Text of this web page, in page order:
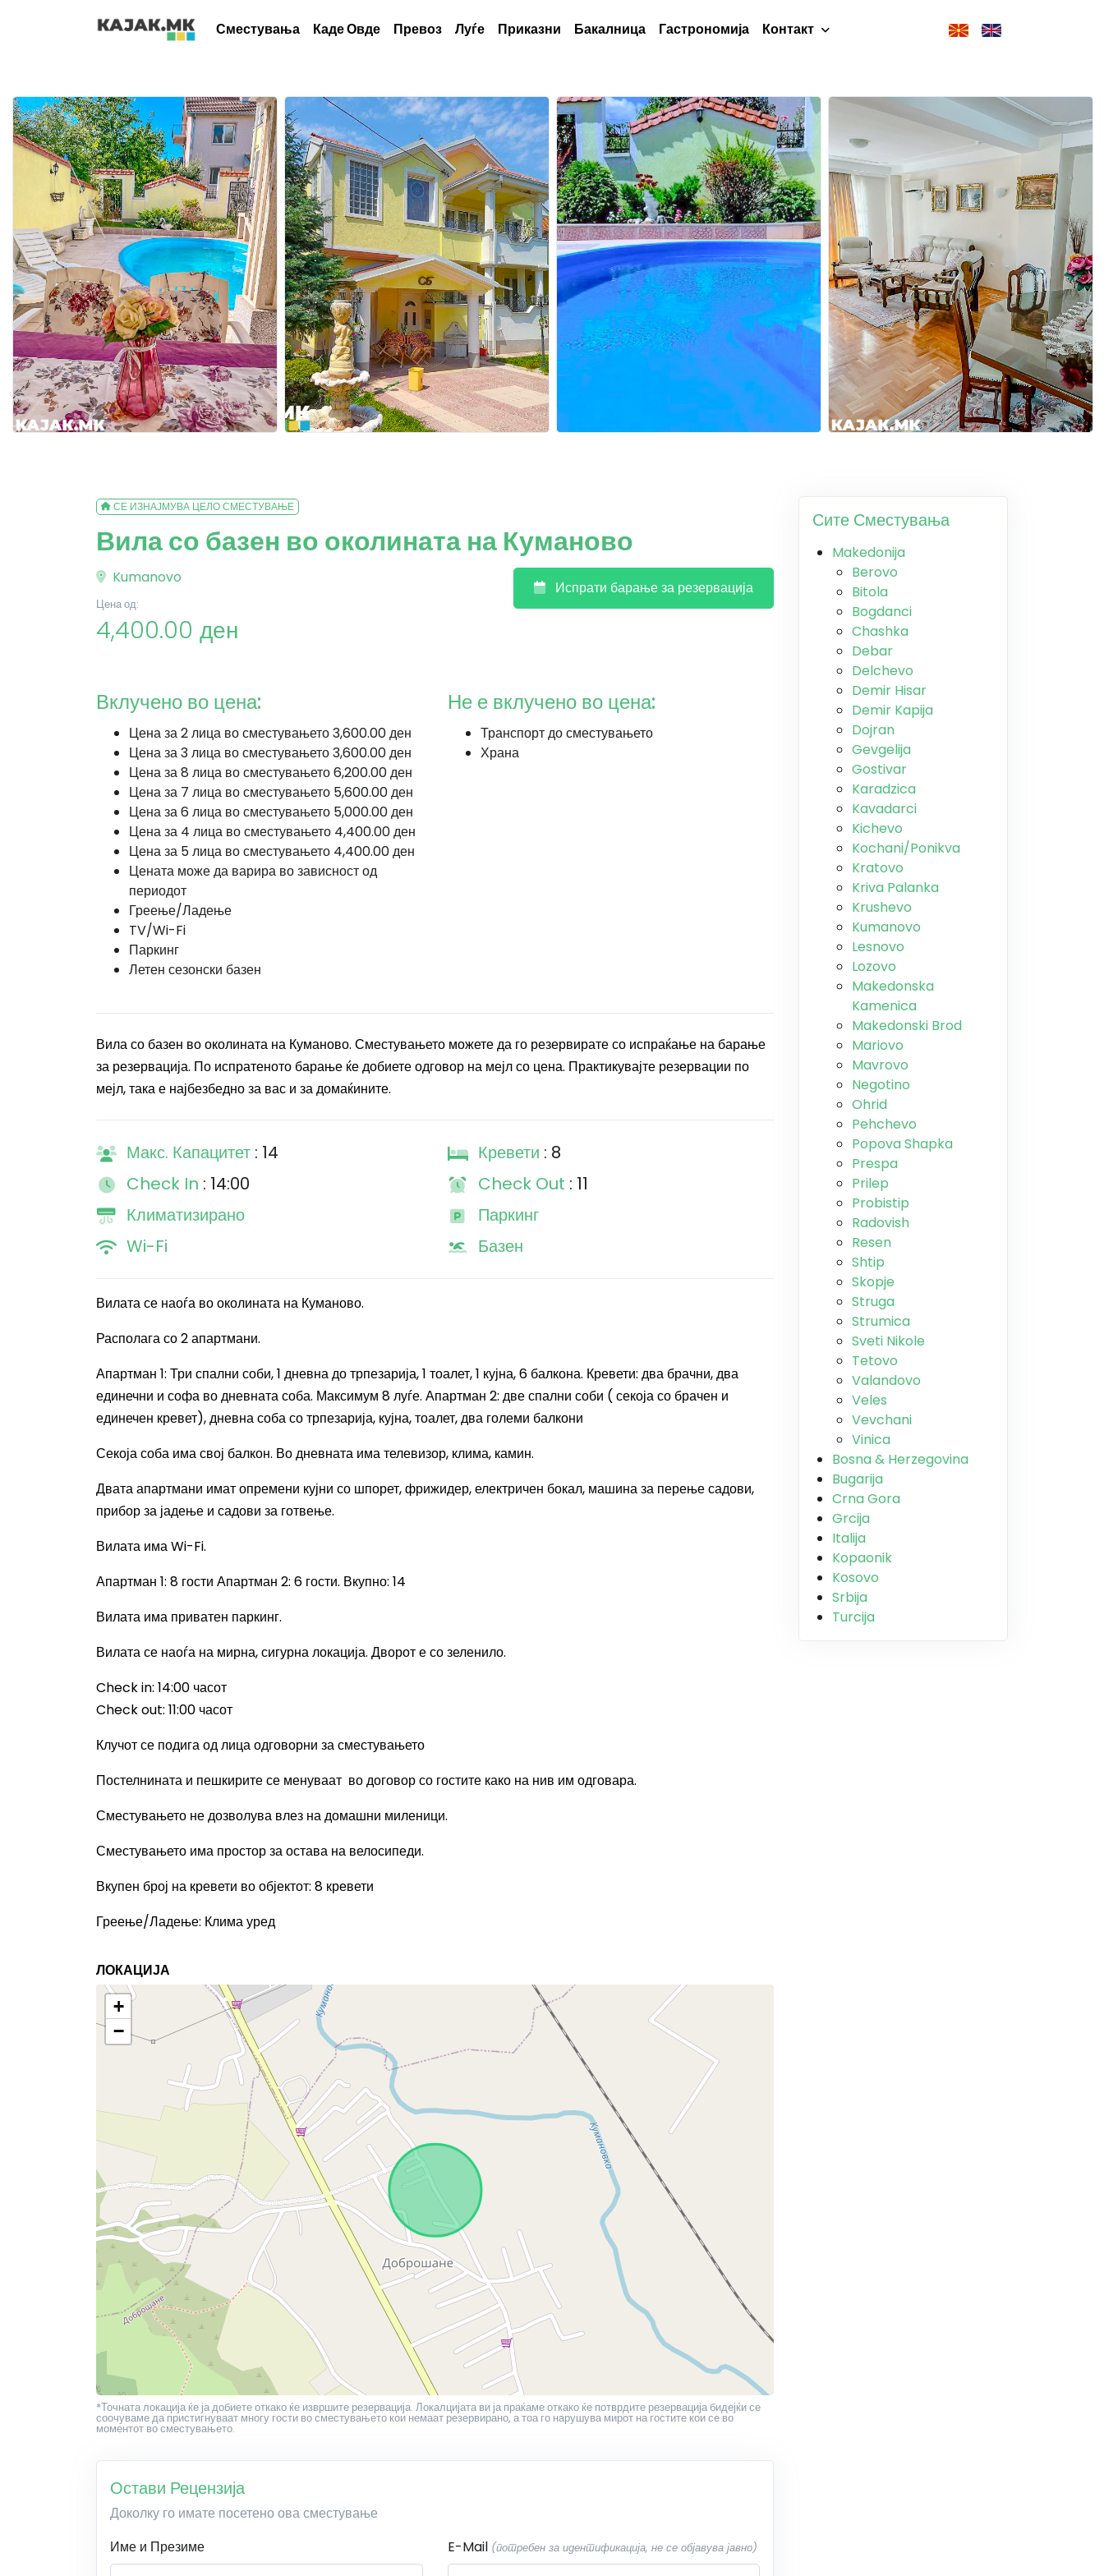
Сместувања Каде Овде Превоз Луѓе Приказни Бакалница Гастрономија Контакт
СЕ ИЗНАЈМУВА ЦЕЛО СМЕСТУВАЊЕ
Вила со базен во околината на Куманово
Kumanovo
Цена од:
4,400.00 ден
Испрати барање за резервација
Вклучено во цена:
Цена за 2 лица во сместувањето 3,600.00 ден
Цена за 3 лица во сместувањето 3,600.00 ден
Цена за 8 лица во сместувањето 6,200.00 ден
Цена за 7 лица во сместувањето 5,600.00 ден
Цена за 6 лица во сместувањето 5,000.00 ден
Цена за 4 лица во сместувањето 4,400.00 ден
Цена за 5 лица во сместувањето 4,400.00 ден
Цената може да варира во зависност од
периодот
Греење/Ладење
TV/Wi-Fi
Паркинг
Летен сезонски базен
Не е вклучено во цена:
Транспорт до сместувањето
Храна
Вила со базен во околината на Куманово. Сместувањето можете да го резервирате со испраќање на барање
за резервација. По испратеното барање ќе добиете одговор на мејл со цена. Практикувајте резервации по
мејл, така е најбезбедно за вас и за домаќините.
Макс. Капацитет : 14 Кревети : 8
Check In : 14:00 Check Out : 11
Климатизирано
Паркинг
Wi-Fi
Базен
Вилата се наоѓа во околината на Куманово.
Располага со 2 апартмани.
Апартман 1: Три спални соби, 1 дневна до трпезарија, 1 тоалет, 1 кујна, 6 балкона. Кревети: два брачни, два
единечни и софа во дневната соба. Максимум 8 луѓе. Апартман 2: две спални соби ( секоја со брачен и
единечен кревет), дневна соба со трпезарија, кујна, тоалет, два големи балкони
Секоја соба има свој балкон. Во дневната има телевизор, клима, камин.
Двата апартмани имат опремени кујни со шпорет, фрижидер, електричен бокал, машина за перење садови,
прибор за јадење и садови за готвење.
Вилата имаWi-Fi.
Апартман 1: 8 гости Апартман 2: 6 гости. Вкупно: 14
Вилата има приватен паркинг.
Вилата се наоѓа на мирна, сигурна локација. Дворот е со зеленило.
Check in: 14:00 часот
Check out: 11:00 часот
Клучот се подига од лица одговорни за сместувањето
Постелнината и пешкирите се менуваат во договор со гостите како на нив им одговара.
Сместувањето не дозволува влез на домашни миленици.
Сместувањето има простор за остава на велосипеди.
Вкупен број на кревети во објектот: 8 кревети
Греење/Ладење: Клима уред
ЛОКАЦИЈА
+
−
*Точната локација ќе ја добиете откако ќе извршите резервација. Локалцијата ви ја праќаме откако ќе потврдите резервација бидејќи се
соочуваме да пристигнуваат многу гости во сместувањето кои немаат резервирано, а тоа го нарушува мирот на гостите кои се во
моментот во сместувањето.
Остави Рецензија
Доколку го имате посетено ова сместување
Име и Презиме
E-Mail (потребен за идентификација, не се објавува јавно)
Сите Сместувања
Makedonija
Berovo
Bitola
Bogdanci
Chashka
Debar
Delchevo
Demir Hisar
Demir Kapija
Dojran
Gevgelija
Gostivar
Karadzica
Kavadarci
Kichevo
Kochani/Ponikva
Kratovo
Kriva Palanka
Krushevo
Kumanovo
Lesnovo
Lozovo
Makedonska
Kamenica
Makedonski Brod
Mariovo
Mavrovo
Negotino
Ohrid
Pehchevo
Popova Shapka
Prespa
Prilep
Probistip
Radovish
Resen
Shtip
Skopje
Struga
Strumica
Sveti Nikole
Tetovo
Valandovo
Veles
Vevchani
Vinica
Bosna & Herzegovina
Bugarija
Crna Gora
Grcija
Italija
Kopaonik
Kosovo
Srbija
Turcija